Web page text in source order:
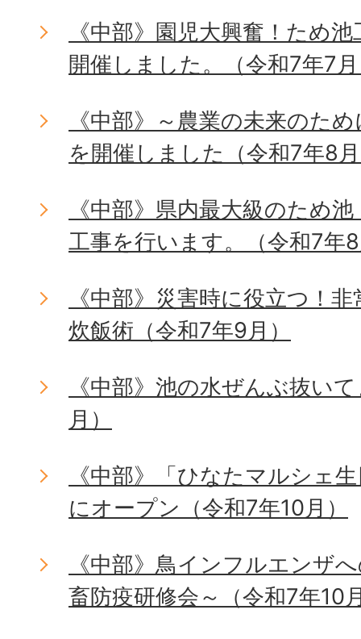
《中部》園児大興奮！ため
開催しました。（令和7年7
《中部》～農業の未来のた
を開催しました（令和7年8
《中部》県内最大級のため
工事を行います。（令和7年
《中部》災害時に役立つ！
炊飯術（令和7年9月）
《中部》池の水ぜんぶ抜い
月）
《中部》「ひなたマルシェ
にオープン（令和7年10月）
《中部》鳥インフルエンザ
畜防疫研修会～（令和7年10